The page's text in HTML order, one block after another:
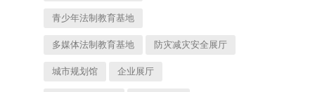
青少年法制教育基地
多媒体法制教育基地 防灾减灾安全展厅
城市规划馆 企业展厅